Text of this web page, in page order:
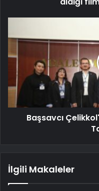
Başsavcı
İlgili Makaleler